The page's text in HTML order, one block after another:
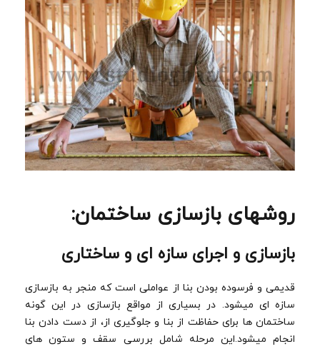
روشهای بازسازی ساختمان:
بازسازی و اجرای سازه ای و ساختاری
قدیمی و فرسوده بودن بنا از عواملی است که منجر به بازسازی
سازه ای میشود. در بسیاری از مواقع بازسازی در این گونه
ساختمان ها برای حفاظت از بنا و جلوگیری از، از دست دادن بنا
انجام میشود.این مرحله شامل بررسی سقف و ستون های